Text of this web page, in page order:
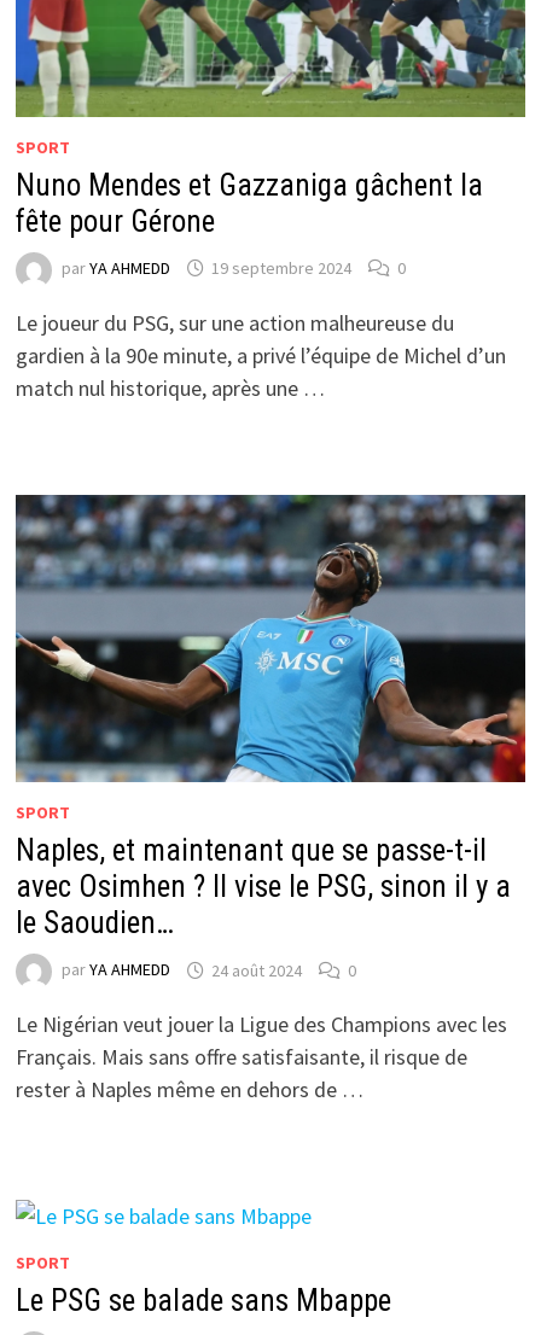
SPORT
Nuno Mendes et Gazzaniga gâchent la
fête pour Gérone
parYA AHMEDD 19 septembre 2024 0
Le joueur du PSG, sur une action malheureuse du
gardien à la 90e minute, a privé l’équipe de Michel d’un
match nul historique, après une …
SPORT
Naples, et maintenant que se passe-t-il
avec Osimhen ? Il vise le PSG, sinon il y a
le Saoudien…
parYA AHMEDD 24 août 2024 0
Le Nigérian veut jouer la Ligue des Champions avec les
Français. Mais sans offre satisfaisante, il risque de
rester à Naples même en dehors de …
SPORT
Le PSG se balade sans Mbappe